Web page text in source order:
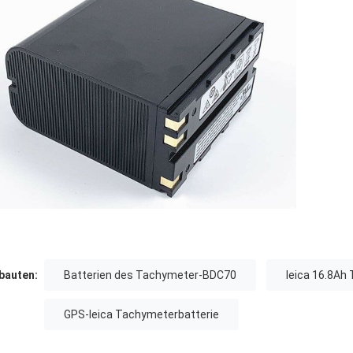
Batterien des Tachymeter-BDC70 leica
GPS-leica Tachymeterbatterie